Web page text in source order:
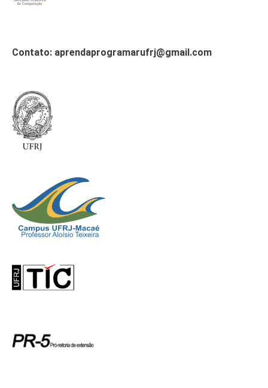
Contato: aprendaprogramarufrj@gmail.com